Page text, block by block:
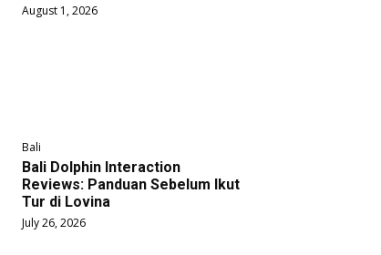
August 1, 2026
Bali
Bali Dolphin Interaction
Reviews: Panduan Sebelum Ikut
Tur di Lovina
July 26, 2026